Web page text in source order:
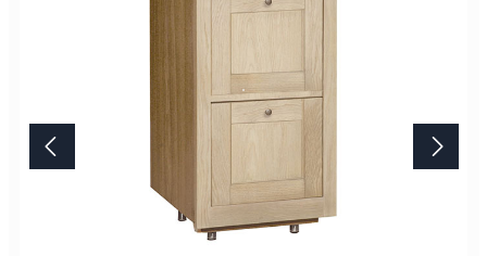
Terminabsprache persönlich in unserem Showroom.